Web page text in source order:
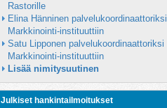
Rastorille
Elina Hänninen palvelukoordinaattoriksi
Markkinointi-instituuttiin
Satu Lipponen palvelukoordinaattoriksi
Markkinointi-instituuttiin
Lisää nimitysuutinen
Julkiset hankintailmoitukset